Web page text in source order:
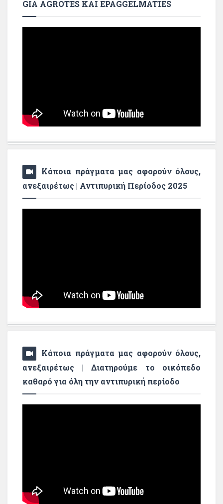
GIA AGROTES KAI EPAGGELMATIES
Κάποια πράγματα μας αφορούν όλους,
ανεξαιρέτως | Αντιπυρική Περίοδος 2025
Κάποια πράγματα μας αφορούν όλους,
ανεξαιρέτως | Διατηρούμε το οικόπεδο
καθαρό για όλη την αντιπυρική περίοδο